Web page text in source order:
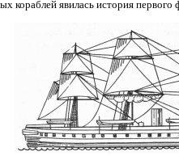
кораблей явилась история